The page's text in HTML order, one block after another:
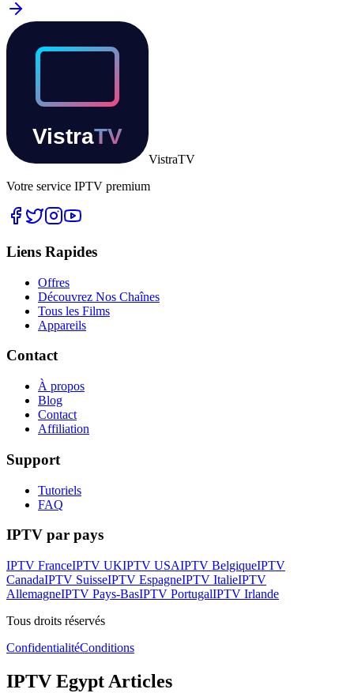
VistraTV
Votre service IPTV premium
Liens Rapides
Offres
Découvrez Nos Chaînes
Tous les Films
Appareils
Contact
À propos
Blog
Contact
Affiliation
Support
Tutoriels
FAQ
IPTV par pays
IPTV FranceIPTV UKIPTV USAIPTV BelgiqueIPTV
CanadaIPTV SuisseIPTV EspagneIPTV ItalieIPTV
AllemagneIPTV Pays-BasIPTV PortugalIPTV Irlande
Tous droits réservés
ConfidentialitéConditions
IPTV Egypt Articles